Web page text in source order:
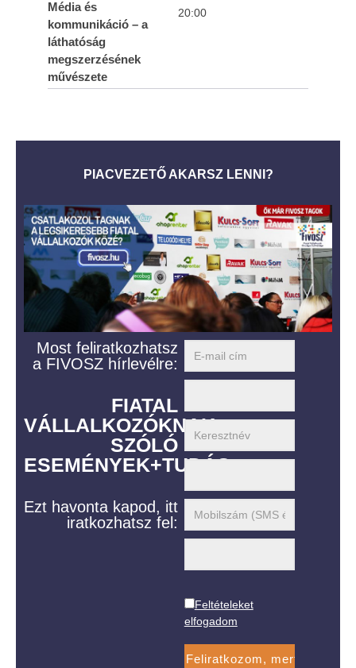
Média és
kommunikáció – a
láthatóság
megszerzésének
művészete
20:00
PIACVEZETŐ AKARSZ LENNI?
Most feliratkozhatsz
a FIVOSZ hírlevélre:
FIATAL
VÁLLALKOZÓKNAK
SZÓLÓ
ESEMÉNYEK+TUDÁS
Ezt havonta kapod, itt
iratkozhatsz fel:
Feltételeket
elfogadom